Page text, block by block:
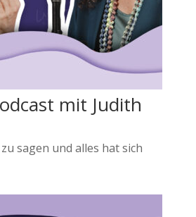
mit Judith
sagen und alles hat sich